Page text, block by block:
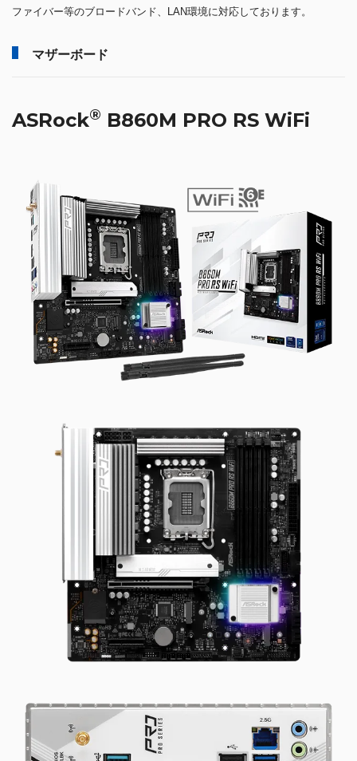
ファイバー等のブロードバンド、LAN環境に対応しております。
マザーボード
ASRock® B860M PRO RS WiFi